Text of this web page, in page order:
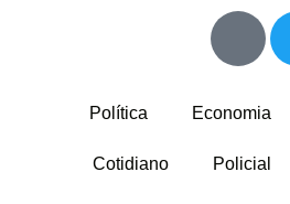
Política Economia
Cotidiano Policial